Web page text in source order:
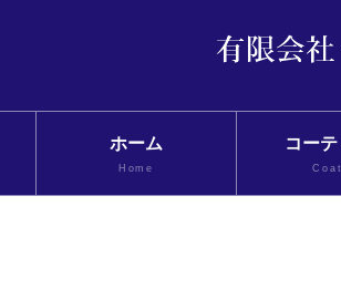
ホーム
Home
コー